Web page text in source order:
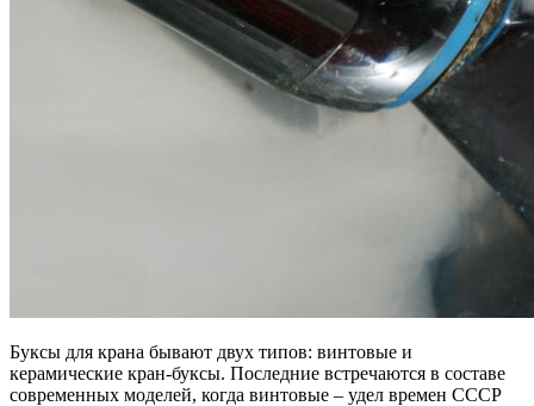
Буксы для крана бывают двух типов: винтовые и
керамические кран-буксы. Последние встречаются в составе
современных моделей, когда винтовые – удел времен СССР